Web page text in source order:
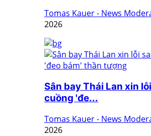
Tomas Kauer - News
2026
Sân bay Thái Lan xin
cuồng 'đe...
Tomas Kauer - News
2026